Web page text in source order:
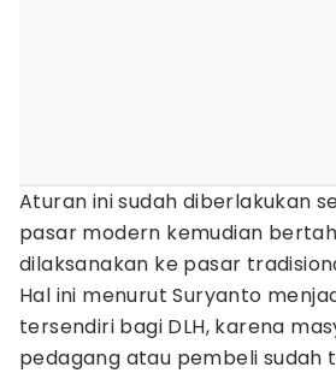
Aturan ini sudah diberlakukan
pasar modern kemudian
dilaksanakan ke pasar
Hal ini menurut Suryanto
tersendiri bagi DLH, karena
pedagang atau pembeli sudah